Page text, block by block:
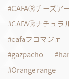
CAFAⓇチーズア
CAFAⓇナチュラ
cafaフロマジェ
gazpacho
Orange range